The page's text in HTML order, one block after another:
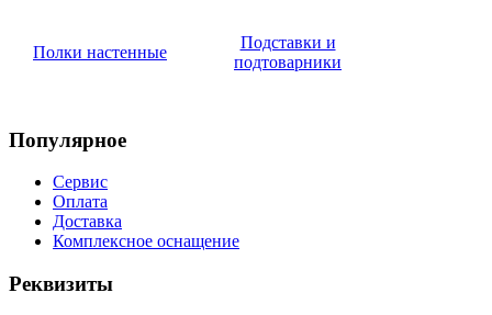
Полки настенные
Подставки и
подтоварники
Популярное
Сервис
Оплата
Доставка
Комплексное оснащение
Реквизиты